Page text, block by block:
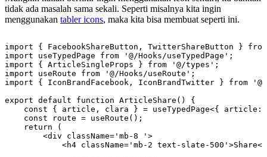
tidak ada masalah sama sekali. Seperti misalnya kita ingin
menggunakan tabler icons, maka kita bisa membuat seperti ini.
import { FacebookShareButton, TwitterShareButton }
import useTypedPage from '@/Hooks/useTypedPage';
import { ArticleSingleProps } from '@/types';
import useRoute from '@/Hooks/useRoute';
import { IconBrandFacebook, IconBrandTwitter } from
export default function ArticleShare() {
const { article, clara } = useTypedPage<{
    const route = useRoute();
    return (
        <div className='mb-8 '>
<h4 className='mb-2 text-slate-